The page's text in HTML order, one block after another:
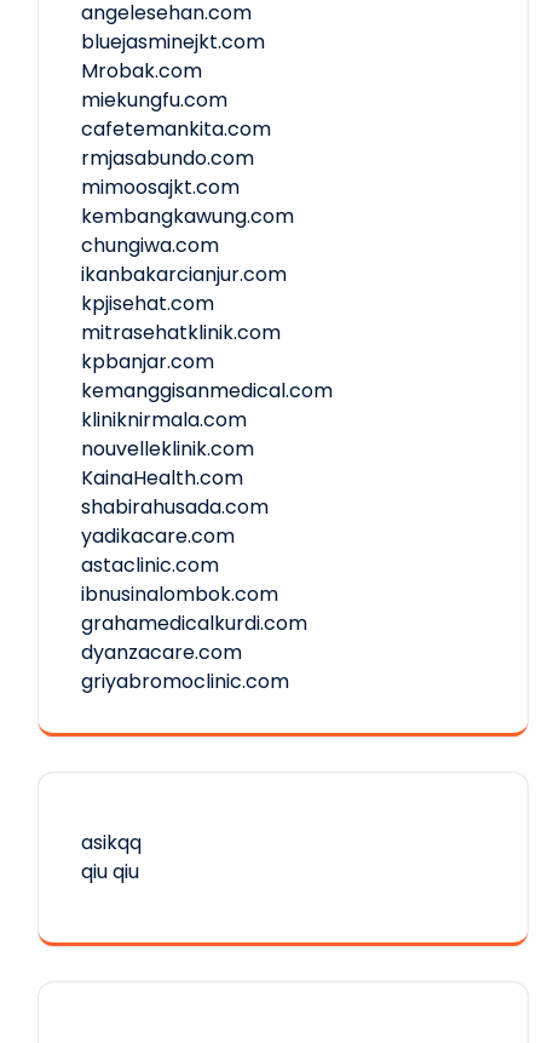
angelesehan.com
bluejasminejkt.com
Mrobak.com
miekungfu.com
cafetemankita.com
rmjasabundo.com
mimoosajkt.com
kembangkawung.com
chungiwa.com
ikanbakarcianjur.com
kpjisehat.com
mitrasehatklinik.com
kpbanjar.com
kemanggisanmedical.com
kliniknirmala.com
nouvelleklinik.com
KainaHealth.com
shabirahusada.com
yadikacare.com
astaclinic.com
ibnusinalombok.com
grahamedicalkurdi.com
dyanzacare.com
griyabromoclinic.com
asikqq
qiu qiu